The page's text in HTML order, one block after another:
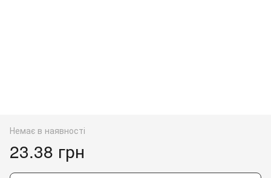
Немає в наявності
23.38 грн